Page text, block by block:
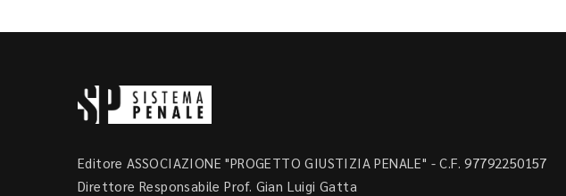
Editore ASSOCIAZIONE "PROGETTO GIUSTIZIA PENALE" - C.F. 97792250157
Direttore Responsabile Prof. Gian Luigi Gatta